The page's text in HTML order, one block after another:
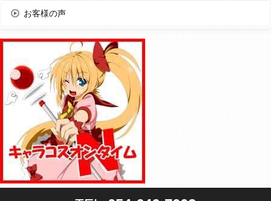
お客様の声